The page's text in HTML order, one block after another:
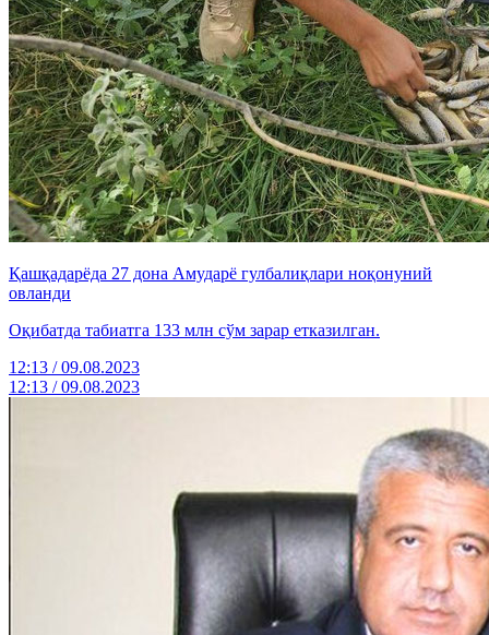
Қашқадарёда 27 дона Амударё гулбалиқлари ноқонуний
овланди
Оқибатда табиатга 133 млн сўм зарар етказилган.
12:13 / 09.08.2023
12:13 / 09.08.2023